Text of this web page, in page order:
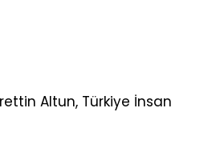
Altun, Türkiye İnsan